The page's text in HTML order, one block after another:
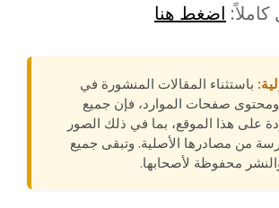
كاملاً: اضغط هنا
باستثناء المقالات المنشورة في
صفحات الموارد، فإن جميع
على هذا الموقع، بما في ذلك الصور
من مصادرها الأصلية. وتبقى جميع
محفوظة لأصحابها.